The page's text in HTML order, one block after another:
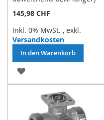
145,98 CHF
Inkl. 0% MwSt. , exkl.
Versandkosten
In den Warenkorb
ZUR
WUNSCHLISTE
HINZUFÜGEN